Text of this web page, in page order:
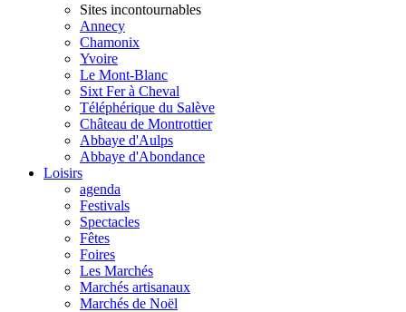
Sites incontournables
Annecy
Chamonix
Yvoire
Le Mont-Blanc
Sixt Fer à Cheval
Téléphérique du Salève
Château de Montrottier
Abbaye d'Aulps
Abbaye d'Abondance
Loisirs
agenda
Festivals
Spectacles
Fêtes
Foires
Les Marchés
Marchés artisanaux
Marchés de Noël